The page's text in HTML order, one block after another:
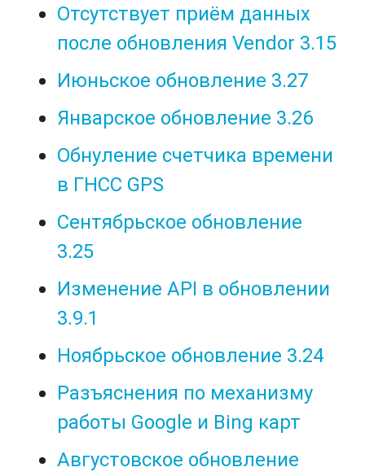
Отсутствует приём данных
после обновления Vendor 3.15
Июньское обновление 3.27
Январское обновление 3.26
Обнуление счетчика времени
в ГНСС GPS
Сентябрьское обновление
3.25
Изменение API в обновлении
3.9.1
Ноябрьское обновление 3.24
Разъяснения по механизму
работы Google и Bing карт
Августовское обновление